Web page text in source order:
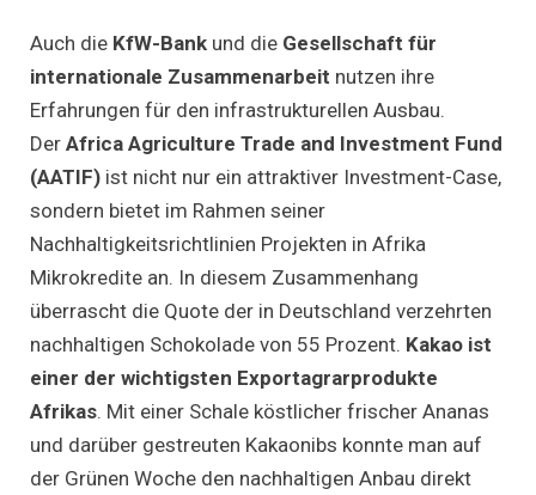
Auch die KfW-Bank und die Gesellschaft für
internationale Zusammenarbeit nutzen ihre
Erfahrungen für den infrastrukturellen Ausbau.
Der Africa Agriculture Trade and Investment Fund
(AATIF) ist nicht nur ein attraktiver Investment-Case,
sondern bietet im Rahmen seiner
Nachhaltigkeitsrichtlinien Projekten in Afrika
Mikrokredite an. In diesem Zusammenhang
überrascht die Quote der in Deutschland verzehrten
nachhaltigen Schokolade von 55 Prozent. Kakao ist
einer der wichtigsten Exportagrarprodukte
Afrikas. Mit einer Schale köstlicher frischer Ananas
und darüber gestreuten Kakaonibs konnte man auf
der Grünen Woche den nachhaltigen Anbau direkt